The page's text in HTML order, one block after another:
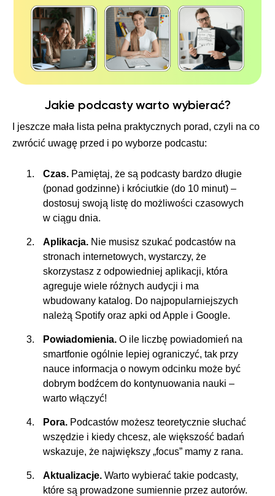
Jakie podcasty warto wybierać?
I jeszcze mała lista pełna praktycznych porad, czyli na co
zwrócić uwagę przed i po wyborze podcastu:
Czas. Pamiętaj, że są podcasty bardzo długie
(ponad godzinne) i króciutkie (do 10 minut) –
dostosuj swoją listę do możliwości czasowych
w ciągu dnia.
Aplikacja. Nie musisz szukać podcastów na
stronach internetowych, wystarczy, że
skorzystasz z odpowiedniej aplikacji, która
agreguje wiele różnych audycji i ma
wbudowany katalog. Do najpopularniejszych
należą Spotify oraz apki od Apple i Google.
Powiadomienia. O ile liczbę powiadomień na
smartfonie ogólnie lepiej ograniczyć, tak przy
nauce informacja o nowym odcinku może być
dobrym bodźcem do kontynuowania nauki –
warto włączyć!
Pora. Podcastów możesz teoretycznie słuchać
wszędzie i kiedy chcesz, ale większość badań
wskazuje, że największy „focus” mamy z rana.
Aktualizacje. Warto wybierać takie podcasty,
które są prowadzone sumiennie przez autorów.